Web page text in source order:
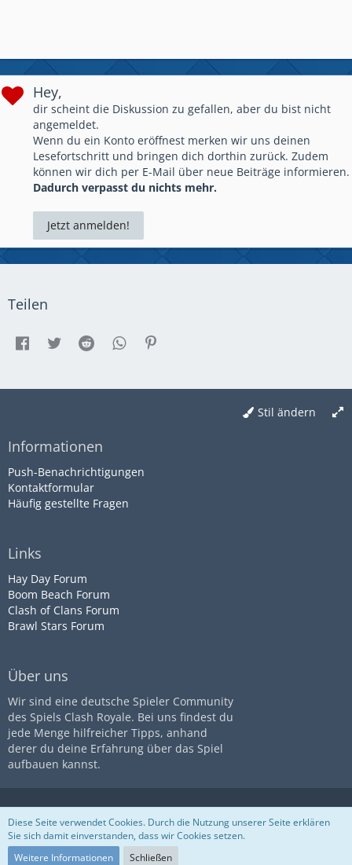
Hey,
dir scheint die Diskussion zu gefallen, aber du bist nicht
angemeldet.
Wenn du ein Konto eröffnest merken wir uns deinen
Lesefortschritt und bringen dich dorthin zurück. Zudem
können wir dich per E-Mail über neue Beiträge informieren.
Dadurch verpasst du nichts mehr.
Jetzt anmelden!
Teilen
Stil ändern
Informationen
Push-Benachrichtigungen
Kontaktformular
Häufig gestellte Fragen
Links
Hay Day Forum
Boom Beach Forum
Clash of Clans Forum
Brawl Stars Forum
Über uns
Wir sind eine deutsche Spieler Community
des Spiels Clash Royale. Bei uns findest du
jede Menge hilfreicher Tipps, anhand
derer du deine Erfahrung über das Spiel
aufbauen kannst.
Diese Seite ist nicht mit dem
UnternehmenSupercellassoziiert
Community-Software:WoltLab
Suite™
Impressum
Datenschutz
Nutzungsbestimmungen
Diese Seite verwendet Cookies. Durch die Nutzung unserer Seite erklären
Sie sich damit einverstanden, dass wir Cookies setzen.
Weitere Informationen
Schließen